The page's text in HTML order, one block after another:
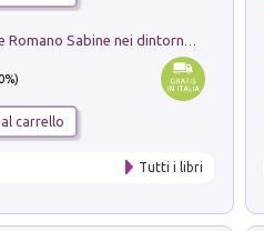
carrello
Tutti i libri